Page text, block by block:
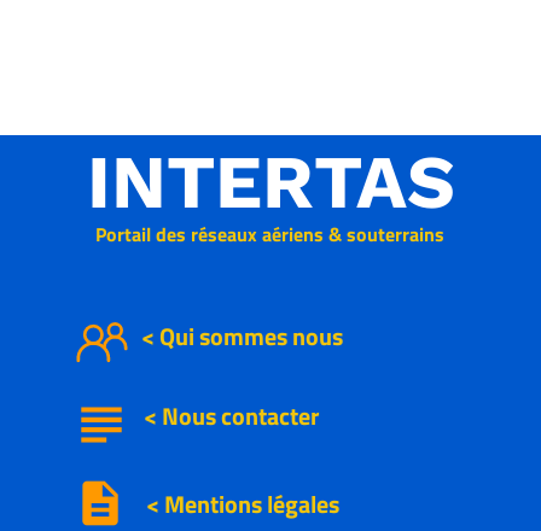
description
subject
INTERTAS
<Nouscontacter
< Qui sommes nous
< Mentions légales
Portail des réseaux aériens & souterrains